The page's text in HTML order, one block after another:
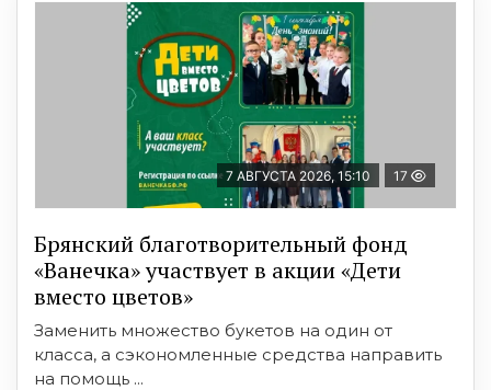
7 АВГУСТА 2026, 15:10 17
Брянский благотворительный фонд
«Ванечка» участвует в акции «Дети
вместо цветов»
Заменить множество букетов на один от
класса, а сэкономленные средства направить
на помощь ...